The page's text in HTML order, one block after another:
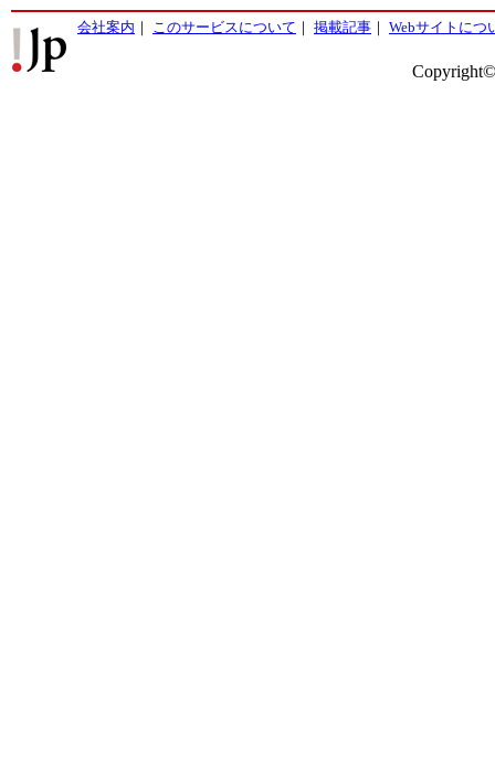
会社案内 ｜ このサービスについて ｜ 掲載記事 ｜ Webサイトにつ